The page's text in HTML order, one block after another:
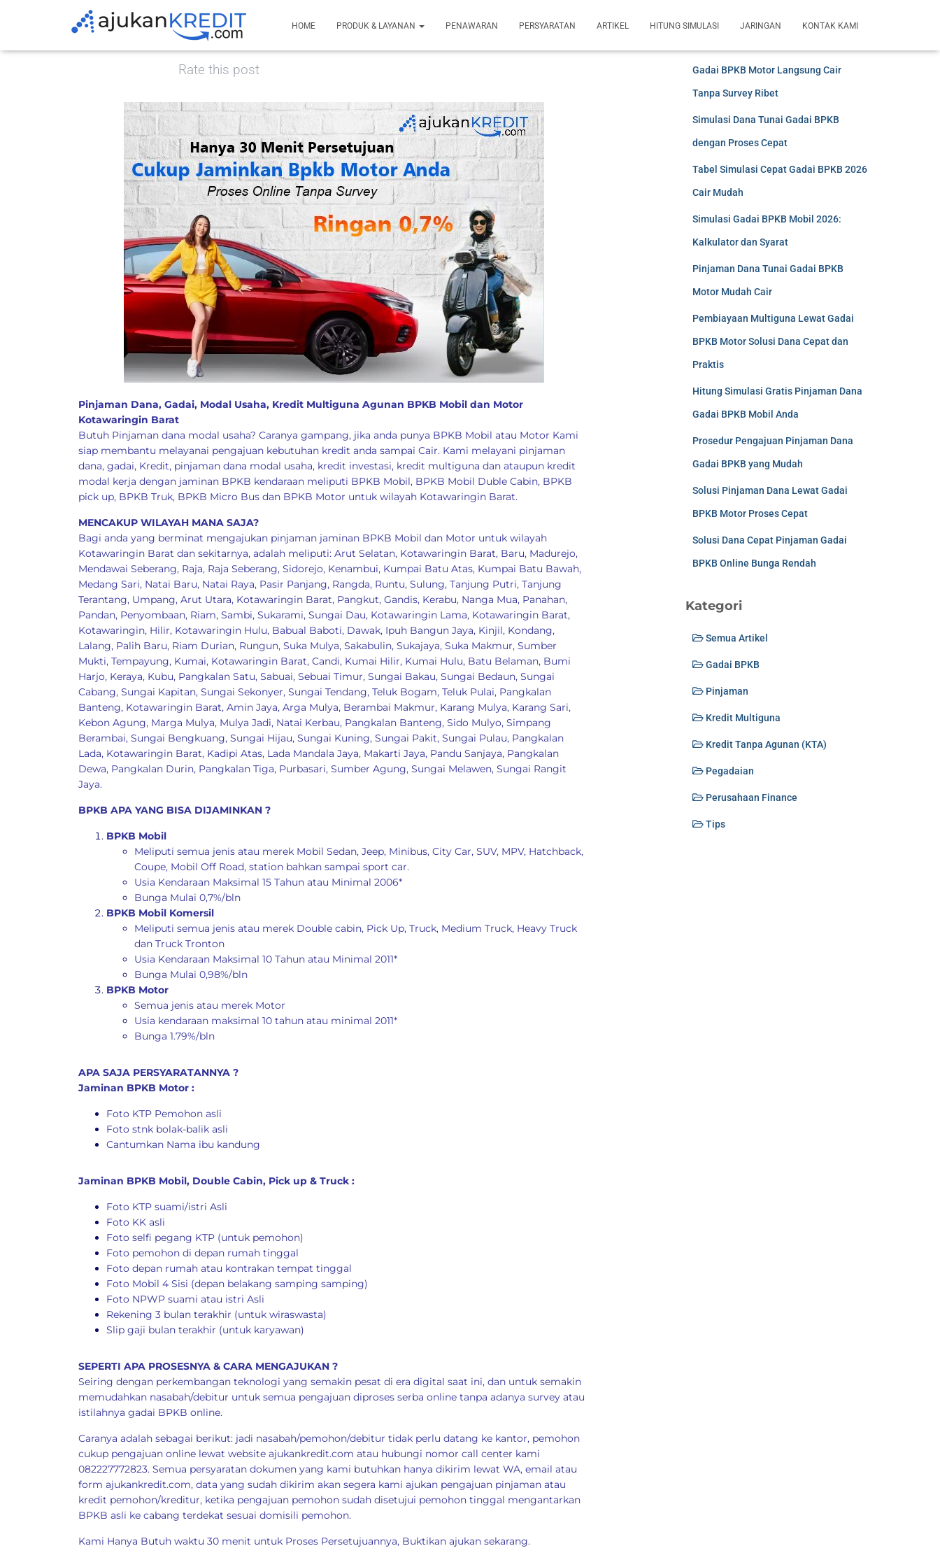
HOME PRODUK & LAYANAN PENAWARAN PERSYARATAN ARTIKEL HITUNG SIMULASI JARINGAN KONTAK KAMI
Published by adminonNovember 11, 2021
Rate this post
Pinjaman Dana, Gadai, Modal Usaha, Kredit Multiguna Agunan BPKB Mobil dan Motor
Kotawaringin Barat
Butuh Pinjaman dana modal usaha? Caranya gampang, jika anda punya BPKB Mobil atau Motor Kami
siap membantu melayanai pengajuan kebutuhan kredit anda sampai Cair. Kami melayani pinjaman
dana, gadai, Kredit, pinjaman dana modal usaha, kredit investasi, kredit multiguna dan ataupun kredit
modal kerja dengan jaminan BPKB kendaraan meliputi BPKB Mobil, BPKB Mobil Duble Cabin, BPKB
pick up, BPKB Truk, BPKB Micro Bus dan BPKB Motor untuk wilayah Kotawaringin Barat.
MENCAKUP WILAYAH MANA SAJA?
Bagi anda yang berminat mengajukan pinjaman jaminan BPKB Mobil dan Motor untuk wilayah
Kotawaringin Barat dan sekitarnya, adalah meliputi: Arut Selatan, Kotawaringin Barat, Baru, Madurejo,
Mendawai Seberang, Raja, Raja Seberang, Sidorejo, Kenambui, Kumpai Batu Atas, Kumpai Batu Bawah,
Medang Sari, Natai Baru, Natai Raya, Pasir Panjang, Rangda, Runtu, Sulung, Tanjung Putri, Tanjung
Terantang, Umpang, Arut Utara, Kotawaringin Barat, Pangkut, Gandis, Kerabu, Nanga Mua, Panahan,
Pandan, Penyombaan, Riam, Sambi, Sukarami, Sungai Dau, Kotawaringin Lama, Kotawaringin Barat,
Kotawaringin, Hilir, Kotawaringin Hulu, Babual Baboti, Dawak, Ipuh Bangun Jaya, Kinjil, Kondang,
Lalang, Palih Baru, Riam Durian, Rungun, Suka Mulya, Sakabulin, Sukajaya, Suka Makmur, Sumber
Mukti, Tempayung, Kumai, Kotawaringin Barat, Candi, Kumai Hilir, Kumai Hulu, Batu Belaman, Bumi
Harjo, Keraya, Kubu, Pangkalan Satu, Sabuai, Sebuai Timur, Sungai Bakau, Sungai Bedaun, Sungai
Cabang, Sungai Kapitan, Sungai Sekonyer, Sungai Tendang, Teluk Bogam, Teluk Pulai, Pangkalan
Banteng, Kotawaringin Barat, Amin Jaya, Arga Mulya, Berambai Makmur, Karang Mulya, Karang Sari,
Kebon Agung, Marga Mulya, Mulya Jadi, Natai Kerbau, Pangkalan Banteng, Sido Mulyo, Simpang
Berambai, Sungai Bengkuang, Sungai Hijau, Sungai Kuning, Sungai Pakit, Sungai Pulau, Pangkalan
Lada, Kotawaringin Barat, Kadipi Atas, Lada Mandala Jaya, Makarti Jaya, Pandu Sanjaya, Pangkalan
Dewa, Pangkalan Durin, Pangkalan Tiga, Purbasari, Sumber Agung, Sungai Melawen, Sungai Rangit
Jaya.
BPKB APA YANG BISA DIJAMINKAN ?
BPKB Mobil
Meliputi semua jenis atau merek Mobil Sedan, Jeep, Minibus, City Car, SUV, MPV, Hatchback,
Coupe, Mobil Off Road, station bahkan sampai sport car.
Usia Kendaraan Maksimal 15 Tahun atau Minimal 2006*
Bunga Mulai 0,7%/bln
BPKB Mobil Komersil
Meliputi semua jenis atau merek Double cabin, Pick Up, Truck, Medium Truck, Heavy Truck
dan Truck Tronton
Usia Kendaraan Maksimal 10 Tahun atau Minimal 2011*
Bunga Mulai 0,98%/bln
BPKB Motor
Semua jenis atau merek Motor
Usia kendaraan maksimal 10 tahun atau minimal 2011*
Bunga 1.79%/bln
APA SAJA PERSYARATANNYA ?
Jaminan BPKB Motor :
Foto KTP Pemohon asli
Foto stnk bolak-balik asli
Cantumkan Nama ibu kandung
Jaminan BPKB Mobil, Double Cabin, Pick up & Truck :
Foto KTP suami/istri Asli
Foto KK asli
Foto selfi pegang KTP (untuk pemohon)
Foto pemohon di depan rumah tinggal
Foto depan rumah atau kontrakan tempat tinggal
Foto Mobil 4 Sisi (depan belakang samping samping)
Foto NPWP suami atau istri Asli
Rekening 3 bulan terakhir (untuk wiraswasta)
Slip gaji bulan terakhir (untuk karyawan)
SEPERTI APA PROSESNYA & CARA MENGAJUKAN ?
Seiring dengan perkembangan teknologi yang semakin pesat di era digital saat ini, dan untuk semakin
memudahkan nasabah/debitur untuk semua pengajuan diproses serba online tanpa adanya survey atau
istilahnya gadai BPKB online.
Caranya adalah sebagai berikut: jadi nasabah/pemohon/debitur tidak perlu datang ke kantor, pemohon
cukup pengajuan online lewat website ajukankredit.com atau hubungi nomor call center kami
082227772823. Semua persyaratan dokumen yang kami butuhkan hanya dikirim lewat WA, email atau
form ajukankredit.com, data yang sudah dikirim akan segera kami ajukan pengajuan pinjaman atau
kredit pemohon/kreditur, ketika pengajuan pemohon sudah disetujui pemohon tinggal mengantarkan
BPKB asli ke cabang terdekat sesuai domisili pemohon.
Kami Hanya Butuh waktu 30 menit untuk Proses Persetujuannya, Buktikan ajukan sekarang.
Gadai BPKB Motor Langsung Cair
Tanpa Survey Ribet
Simulasi Dana Tunai Gadai BPKB
dengan Proses Cepat
Tabel Simulasi Cepat Gadai BPKB 2026
Cair Mudah
Simulasi Gadai BPKB Mobil 2026:
Kalkulator dan Syarat
Pinjaman Dana Tunai Gadai BPKB
Motor Mudah Cair
Pembiayaan Multiguna Lewat Gadai
BPKB Motor Solusi Dana Cepat dan
Praktis
Hitung Simulasi Gratis Pinjaman Dana
Gadai BPKB Mobil Anda
Prosedur Pengajuan Pinjaman Dana
Gadai BPKB yang Mudah
Solusi Pinjaman Dana Lewat Gadai
BPKB Motor Proses Cepat
Solusi Dana Cepat Pinjaman Gadai
BPKB Online Bunga Rendah
Kategori
Semua Artikel
Gadai BPKB
Pinjaman
Kredit Multiguna
Kredit Tanpa Agunan (KTA)
Pegadaian
Perusahaan Finance
Tips